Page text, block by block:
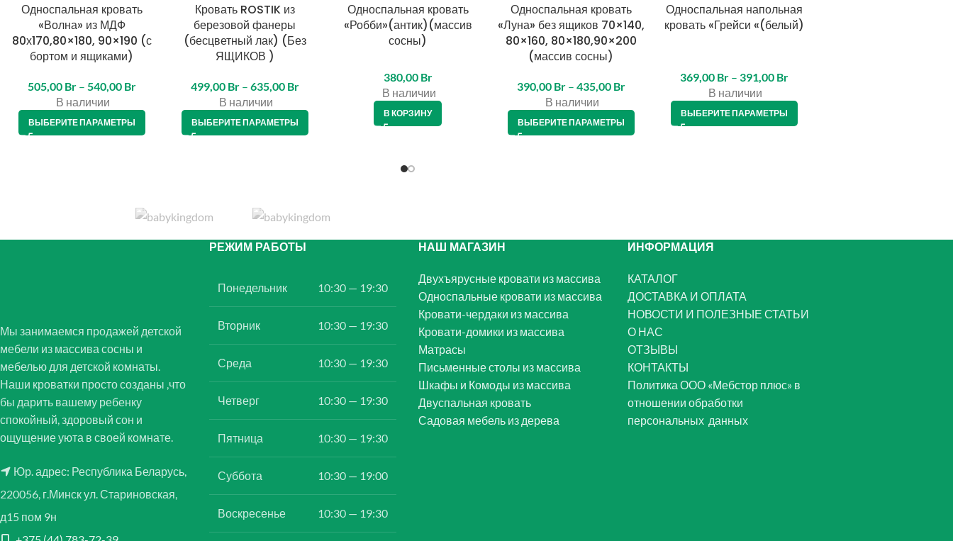
Односпальная кровать
«Волна» из МДФ
80х170,80×180, 90×190 (с
бортом и ящиками)
505,00 Br – 540,00 Br
В наличии
ВЫБЕРИТЕ ПАРАМЕТРЫ
Кровать ROSTIK из
березовой фанеры
(бесцветный лак) (Без
ЯЩИКОВ )
499,00 Br – 635,00 Br
В наличии
ВЫБЕРИТЕ ПАРАМЕТРЫ
Односпальная кровать
«Робби»(антик)(массив
сосны)
380,00 Br
В наличии
В КОРЗИНУ
Односпальная кровать
«Луна» без ящиков 70×140,
80×160, 80×180,90×200
(массив сосны)
390,00 Br – 435,00 Br
В наличии
ВЫБЕРИТЕ ПАРАМЕТРЫ
Односпальная напольная
кровать «Грейси «(белый)
369,00 Br – 391,00 Br
В наличии
ВЫБЕРИТЕ ПАРАМЕТРЫ
Мы занимаемся продажей детской
мебели из массива сосны и
мебелью для детской комнаты.
Наши кроватки просто созданы ,что
бы дарить вашему ребенку
спокойный, здоровый сон и
ощущение уюта в своей комнате.
Юр. адрес: Республика Беларусь,
220056, г.Минск ул. Стариновская,
д15 пом 9н
РЕЖИМ РАБОТЫ
Понедельник 10:30 — 19:30
Вторник 10:30 — 19:30
Среда 10:30 — 19:30
Четверг 10:30 — 19:30
Пятница 10:30 — 19:30
Суббота 10:30 — 19:00
Воскресенье 10:30 — 19:30
НАШ МАГАЗИН
Двухъярусные кровати из массива
Односпальные кровати из массива
Кровати-чердаки из массива
Кровати-домики из массива
Матрасы
Письменные столы из массива
Шкафы и Комоды из массива
Двуспальная кровать
Садовая мебель из дерева
ИНФОРМАЦИЯ
КАТАЛОГ
ДОСТАВКА И ОПЛАТА
НОВОСТИ И ПОЛЕЗНЫЕ СТАТЬИ
О НАС
ОТЗЫВЫ
КОНТАКТЫ
Политика ООО «Мебстор плюс» в
отношении обработки
персональных данных